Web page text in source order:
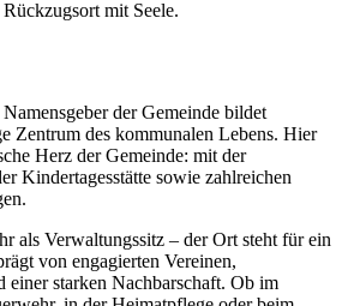
mit Seele.
der Gemeinde bildet
Zentrum des kommunalen Lebens. Hier
Herz der Gemeinde: mit der
Kindertagesstätte sowie zahlreichen
als Verwaltungssitz – der Ort steht für ein
von engagierten Vereinen,
einer starken Nachbarschaft. Ob im